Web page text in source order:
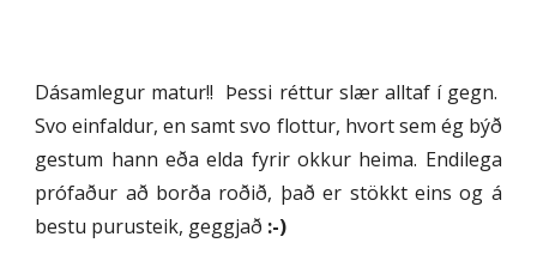
Dásamlegur matur!! Þessi réttur slær alltaf í gegn.
Svo einfaldur, en samt svo flottur, hvort sem ég býð
gestum hann eða elda fyrir okkur heima. Endilega
prófaður að borða roðið, það er stökkt eins og á
bestu purusteik, geggjað :-)